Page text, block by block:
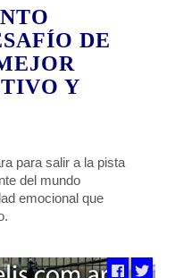
DE
Y
para salir a la pista
del mundo
emocional que